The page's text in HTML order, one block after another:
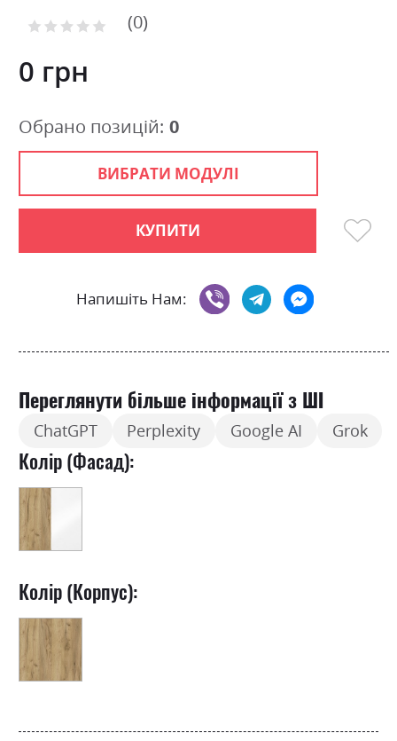
the
of
the
gallery
Рейтинг: 0
0 грн
ВИБРАТИ МОДУЛІ
КУПИТИ
Напишіть Нам:
Обрано позицій: 0
Переглянути більше інформації з ШІ
ChatGPT Perplexity Google AI Grok
Колір (Фасад):
Колір (Корпус):